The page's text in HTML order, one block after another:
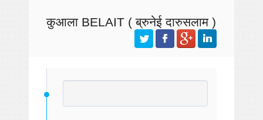
कुआला BELAIT ( ब्रुनेई दारुसलाम )